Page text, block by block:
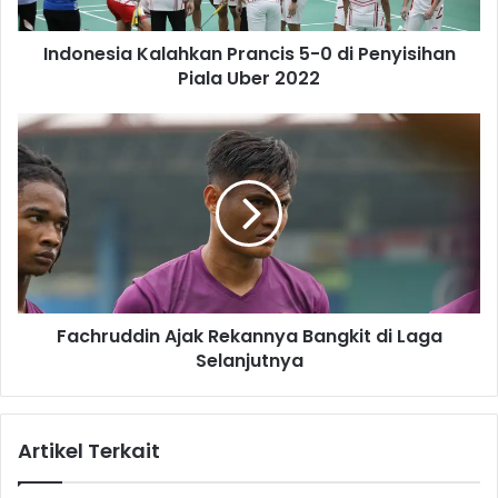
i
a
a
h
k
a
n
P
r
a
n
5
0
Indonesia Kalahkan Prancis 5-0 di Penyisihan
Piala Uber 2022
F
a
c
h
r
d
d
i
R
Fachruddin Ajak Rekannya Bangkit di Laga
Selanjutnya
Artikel Terkait